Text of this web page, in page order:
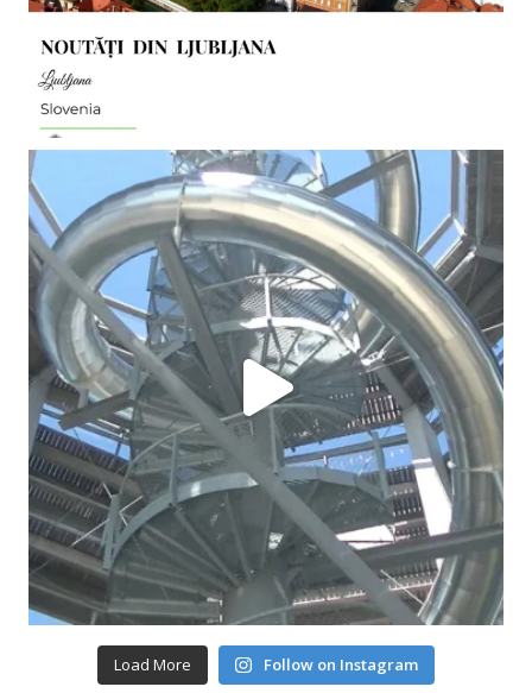
Load More Follow on Instagram